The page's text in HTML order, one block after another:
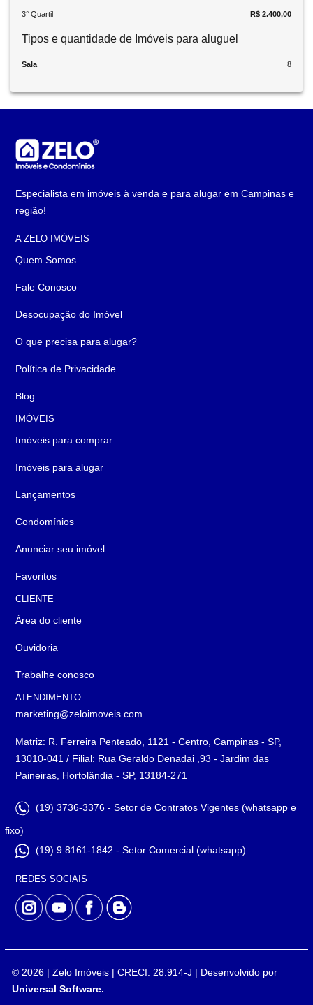
3° Quartil R$ 2.400,00
Tipos e quantidade de Imóveis para aluguel
Sala 8
Especialista em imóveis à venda e para alugar em Campinas e
região!
A ZELO IMÓVEIS
Quem Somos
Fale Conosco
Desocupação do Imóvel
O que precisa para alugar?
Política de Privacidade
Blog
IMÓVEIS
Imóveis para comprar
Imóveis para alugar
Lançamentos
Condomínios
Anunciar seu imóvel
Favoritos
CLIENTE
Área do cliente
Ouvidoria
Trabalhe conosco
ATENDIMENTO
marketing@zeloimoveis.com
Matriz: R. Ferreira Penteado, 1121 - Centro, Campinas - SP,
13010-041 / Filial: Rua Geraldo Denadai ,93 - Jardim das
Paineiras, Hortolândia - SP, 13184-271
(19) 3736-3376 - Setor de Contratos Vigentes (whatsapp e
fixo)
(19) 9 8161-1842 - Setor Comercial (whatsapp)
REDES SOCIAIS
© 2026 | Zelo Imóveis | CRECI: 28.914-J | Desenvolvido por
Universal Software.